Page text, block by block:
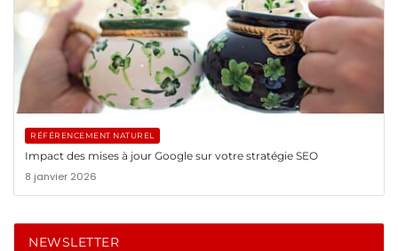
RÉFÉRENCEMENT NATUREL
Impact des mises à jour Google sur votre stratégie SEO
8 janvier 2026
NEWSLETTER